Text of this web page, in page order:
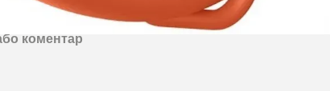
коментар